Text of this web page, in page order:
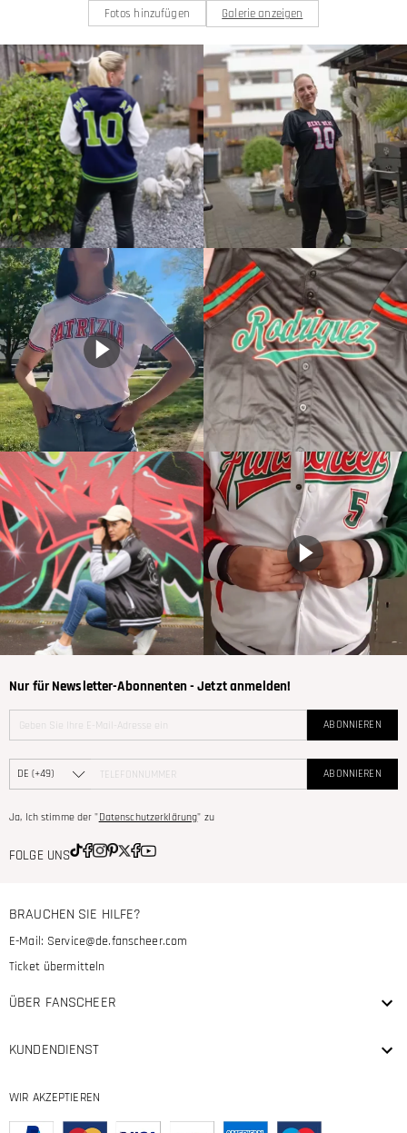
Fotos hinzufügen Galerie anzeigen
Nur für Newsletter-Abonnenten - Jetzt anmelden!
ABONNIEREN
ABONNIEREN
Ja, Ich stimme der "Datenschutzerklärung" zu
FOLGE UNS
BRAUCHEN SIE HILFE?
E-Mail: Service@de.fanscheer.com
Ticket übermitteln
ÜBER FANSCHEER
KUNDENDIENST
WIR AKZEPTIEREN